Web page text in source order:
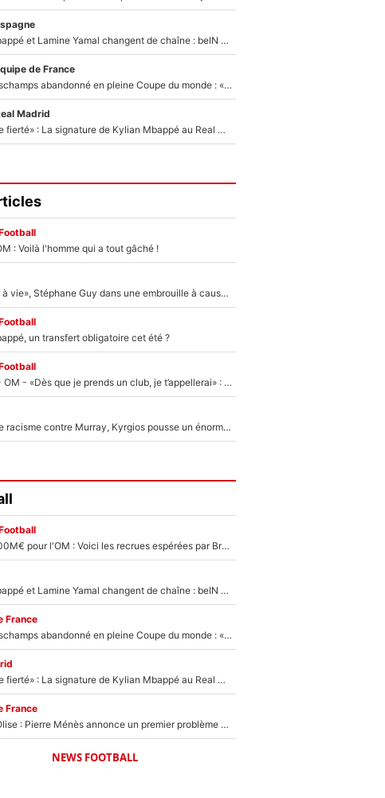
Kylian Mbappé et Lamine Yamal changent de chaîne : beIN SPORTS ne digère pas cette décision historique et prédit un fiasco pour la Liga
de France
Didier Deschamps abandonné en pleine Coupe du monde : «La FFF était déjà passée à Zinedine Zidane»
Madrid
«C'est une fierté» : La signature de Kylian Mbappé au Real Madrid continue de régaler l'Espagne
: Voilà l'homme qui a tout gâché !
«Détester à vie», Stéphane Guy dans une embrouille à cause du PSG !
un transfert obligatoire cet été ?
Mercato - OM - «Dès que je prends un club, je t’appellerai» : La promesse de Marcelino au moment de claquer la porte
Victime de racisme contre Murray, Kyrgios pousse un énorme coup de gueule !
Plus de 100M€ pour l'OM : Voici les recrues espérées par Bruno Genesio et Grégory Lorenzi après l’opération dégraissage
Kylian Mbappé et Lamine Yamal changent de chaîne : beIN SPORTS ne digère pas cette décision historique et prédit un fiasco pour la Liga
France
Didier Deschamps abandonné en pleine Coupe du monde : «La FFF était déjà passée à Zinedine Zidane»
«C'est une fierté» : La signature de Kylian Mbappé au Real Madrid continue de régaler l'Espagne
France
Michael Olise : Pierre Ménès annonce un premier problème pour Zinedine Zidane en équipe de France
NEWS FOOTBALL